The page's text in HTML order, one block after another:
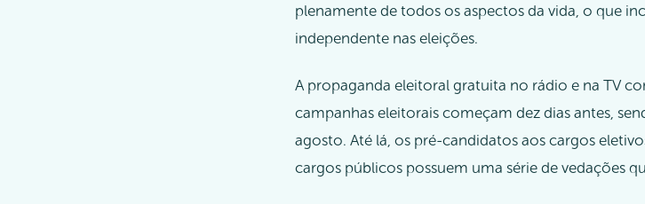
plenamente de todos os aspectos da vida, o que
independente nas eleições.
A propaganda eleitoral gratuita no rádio e na TV
campanhas eleitorais começam dez dias antes,
agosto. Até lá, os pré-candidatos aos cargos
cargos públicos possuem uma série de vedações